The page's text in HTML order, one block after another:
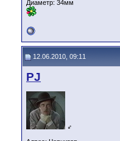
Диаметр: 34мм
12.06.2010, 09:11
PJ
♂